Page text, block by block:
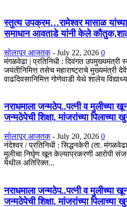
स्तुत्य उपक्रम…रामेश्वर मासाळ
समाधान आवताडे यांनी केले
सोलापूर आजतक - July 22, 2026 0
मंगळवेढा | प्रतिनिधी : दिवंगत उपमुख्यमंत्री
जयंतीनिमित्त तसेच महाराष्ट्राचे मुख्यमंत्री
वाढदिवसानिमित्त गोणेवाडी येथे शालेय
नराधमाला जन्मठेप..पत्नी व मुलीच्या
जन्मठेपेची शिक्षा, मांजरांच्या पिलाच्या
सोलापूर आजतक - July 20, 2026 0
नंदेश्वर / प्रतिनिधी : सिद्धनकेरी (ता.
मुलीचा निर्घृण खून केल्याप्रकरणी आरोपी
येथील अतिरिक्त...
नराधमाला जन्मठेप..पत्नी व मुलीच्या
जन्मठेपेची शिक्षा, मांजरांच्या पिलाच्या